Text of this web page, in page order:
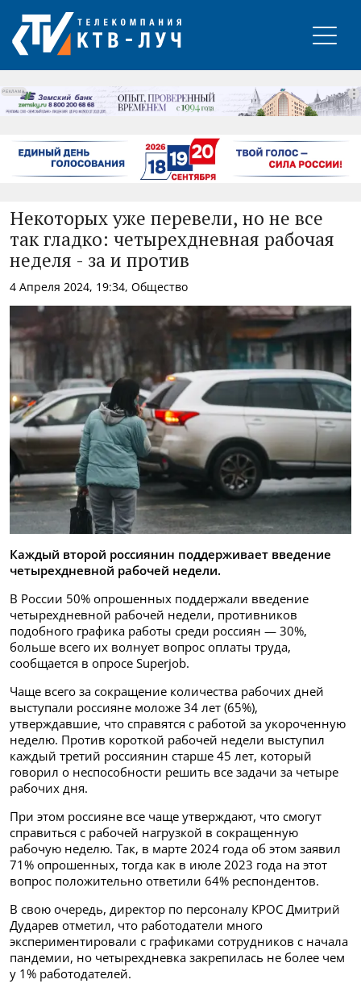
РЕКЛАМА
Некоторых уже перевели, но не все
так гладко: четырехдневная рабочая
неделя - за и против
4 Апреля 2024, 19:34, Общество
Каждый второй россиянин поддерживает введение
четырехдневной рабочей недели.
В России 50% опрошенных поддержали введение
четырехдневной рабочей недели, противников
подобного графика работы среди россиян — 30%,
больше всего их волнует вопрос оплаты труда,
сообщается в опросе Superjob.
Чаще всего за сокращение количества рабочих дней
выступали россияне моложе 34 лет (65%),
утверждавшие, что справятся с работой за укороченную
неделю. Против короткой рабочей недели выступил
каждый третий россиянин старше 45 лет, который
говорил о неспособности решить все задачи за четыре
рабочих дня.
При этом россияне все чаще утверждают, что смогут
справиться с рабочей нагрузкой в сокращенную
рабочую неделю. Так, в марте 2024 года об этом заявил
71% опрошенных, тогда как в июле 2023 года на этот
вопрос положительно ответили 64% респондентов.
В свою очередь, директор по персоналу КРОС Дмитрий
Дударев отметил, что работодатели много
экспериментировали с графиками сотрудников с начала
пандемии, но четырехдневка закрепилась не более чем
у 1% работодателей.